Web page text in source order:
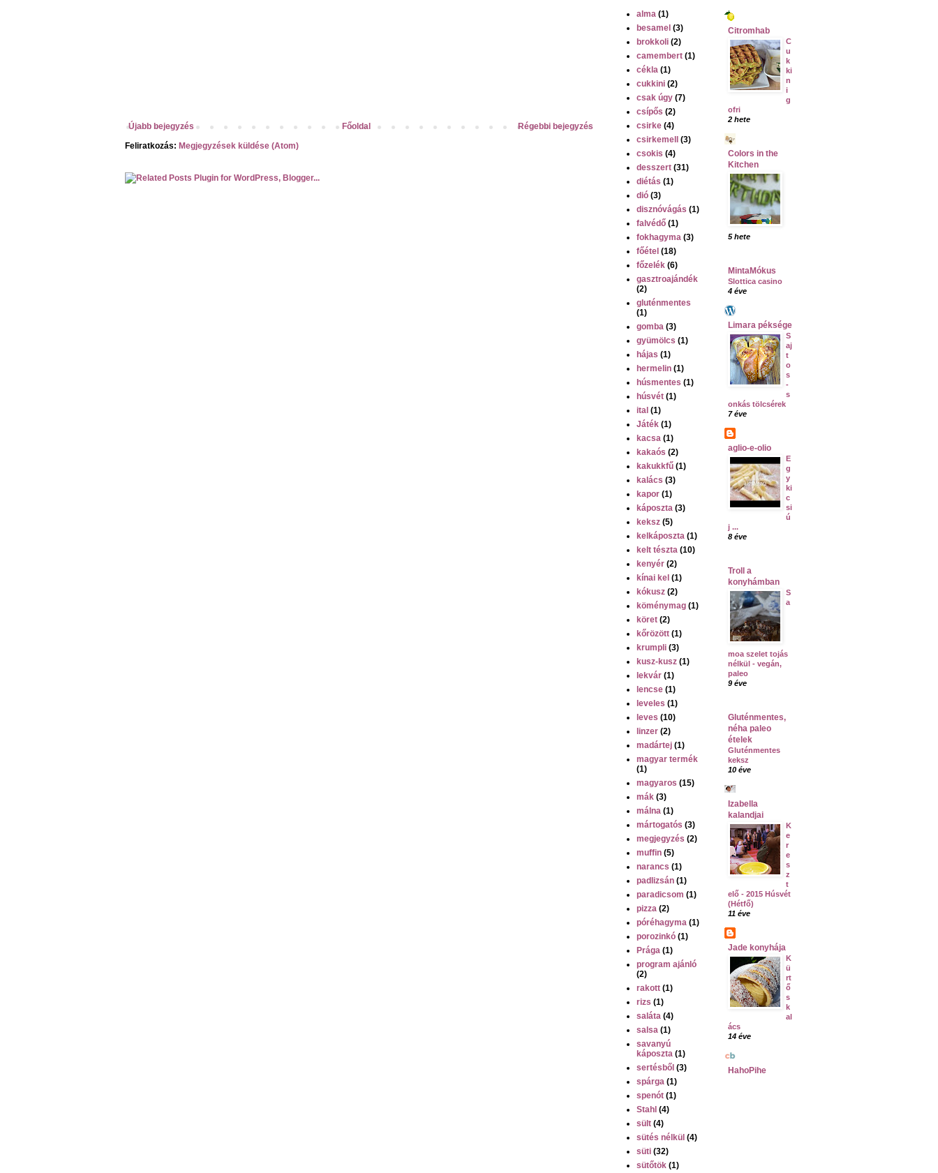
Újabb bejegyzés Régebbi bejegyzés
Főoldal
Feliratkozás: Megjegyzések küldése (Atom)
alma (1)
besamel (3)
brokkoli (2)
camembert (1)
cékla (1)
cukkini (2)
csak úgy (7)
csípős (2)
csirke (4)
csirkemell (3)
csokis (4)
desszert (31)
diétás (1)
dió (3)
disznóvágás (1)
falvédő (1)
fokhagyma (3)
főétel (18)
főzelék (6)
gasztroajándék
(2)
gluténmentes
(1)
gomba (3)
gyümölcs (1)
hájas (1)
hermelin (1)
húsmentes (1)
húsvét (1)
ital (1)
Játék (1)
kacsa (1)
kakaós (2)
kakukkfű (1)
kalács (3)
kapor (1)
káposzta (3)
keksz (5)
kelkáposzta (1)
kelt tészta (10)
kenyér (2)
kínai kel (1)
kókusz (2)
köménymag (1)
köret (2)
kőrözött (1)
krumpli (3)
kusz-kusz (1)
lekvár (1)
lencse (1)
leveles (1)
leves (10)
linzer (2)
madártej (1)
magyar termék
(1)
magyaros (15)
mák (3)
málna (1)
mártogatós (3)
megjegyzés (2)
muffin (5)
narancs (1)
padlizsán (1)
paradicsom (1)
pizza (2)
póréhagyma (1)
porozinkó (1)
Prága (1)
program ajánló
(2)
rakott (1)
rizs (1)
saláta (4)
salsa (1)
savanyú
káposzta (1)
sertésből (3)
spárga (1)
spenót (1)
Stahl (4)
sült (4)
sütés nélkül (4)
süti (32)
sütőtök (1)
Citromhab
C
u
k
ki
n
i
g
ofri
2 hete
Colors in the
Kitchen
5 hete
MintaMókus
Slottica casino
4 éve
Limara péksége
S
aj
t
o
s
-
s
onkás tölcsérek
7 éve
aglio-e-olio
E
g
y
ki
c
si
ú
j ...
8 éve
Troll a
konyhámban
S
a
moa szelet tojás
nélkül - vegán,
paleo
9 éve
Gluténmentes,
néha paleo
ételek
Gluténmentes
keksz
10 éve
Izabella
kalandjai
K
e
r
e
s
z
t
elő - 2015 Húsvét
(Hétfő)
11 éve
Jade konyhája
K
ü
rt
ő
s
k
al
ács
14 éve
HahoPihe